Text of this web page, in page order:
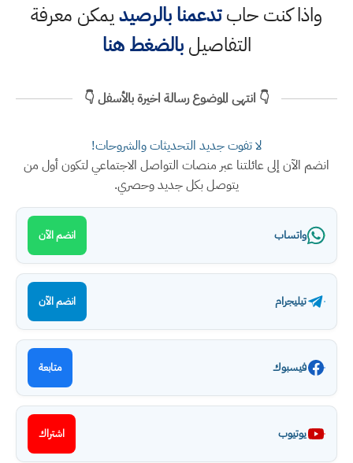
واذا كنت حابتدعمنا بالرصيديمكن معرفة
التفاصيلبالضغط هنا
👇 انتهى الموضوع رسالة اخيرة بالأسفل 👇
لا تفوت جديد التحديثات والشروحات!
انضم الآن إلى عائلتنا عبر منصات التواصل الاجتماعي لتكون أول من
يتوصل بكل جديد وحصري.
واتساب انضم الآن
تيليجرام انضم الآن
فيسبوك متابعة
يوتيوب اشتراك